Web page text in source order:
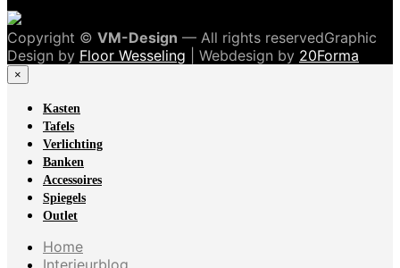
Copyright © VM-Design — All rights reservedGraphic
Design by Floor Wesseling | Webdesign by 20Forma
×
Kasten
Tafels
Verlichting
Banken
Accessoires
Spiegels
Outlet
Home
Interieurblog